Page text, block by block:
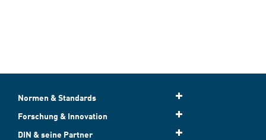
Normen & Standards
Forschung & Innovation
DIN & seine Partner